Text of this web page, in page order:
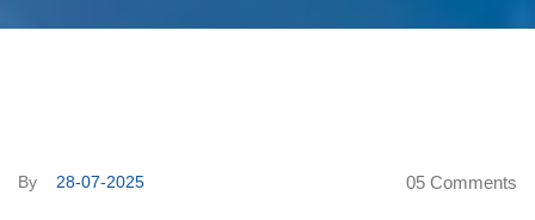
By 28-07-2025 05 Comments